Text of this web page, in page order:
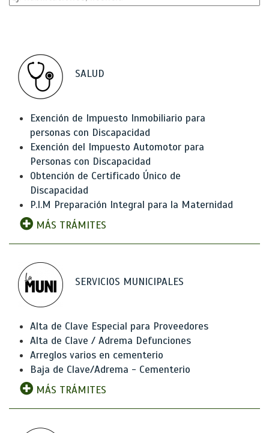
SALUD
Exención de Impuesto Inmobiliario para
personas con Discapacidad
Exención del Impuesto Automotor para
Personas con Discapacidad
Obtención de Certificado Único de
Discapacidad
P.I.M Preparación Integral para la Maternidad
MÁS TRÁMITES
SERVICIOS MUNICIPALES
Alta de Clave Especial para Proveedores
Alta de Clave / Adrema Defunciones
Arreglos varios en cementerio
Baja de Clave/Adrema - Cementerio
MÁS TRÁMITES